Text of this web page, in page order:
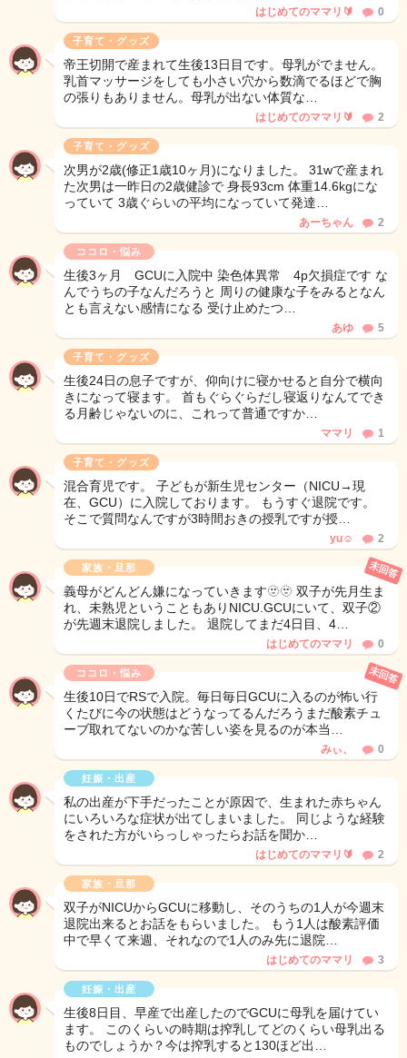
はじめてのママリ🔰 0
子育て・グッズ
帝王切開で産まれて生後13日目です。母乳がでません。
乳首マッサージをしても小さい穴から数滴でるほどで胸
の張りもありません。母乳が出ない体質な…
はじめてのママリ🔰 2
子育て・グッズ
次男が2歳(修正1歳10ヶ月)になりました。 31wで産まれ
た次男は一昨日の2歳健診で 身長93cm 体重14.6kgにな
っていて 3歳ぐらいの平均になっていて発達…
あーちゃん 2
ココロ・悩み
生後3ヶ月 GCUに入院中 染色体異常 4p欠損症です な
んでうちの子なんだろうと 周りの健康な子をみるとなん
とも言えない感情になる 受け止めたつ…
あゆ 5
子育て・グッズ
生後24日の息子ですが、仰向けに寝かせると自分で横向
きになって寝ます。 首もぐらぐらだし寝返りなんてでき
る月齢じゃないのに、これって普通ですか…
ママリ 1
子育て・グッズ
混合育児です。 子どもが新生児センター（NICU→現
在、GCU）に入院しております。 もうすぐ退院です。
そこで質問なんですが3時間おきの授乳ですが授…
yu☺︎ 2
家族・旦那
義母がどんどん嫌になっていきます🫥🫥 双子が先月生ま
れ、未熟児ということもありNICU.GCUにいて、双子②
が先週末退院しました。 退院してまだ4日目、4…
未回答
はじめてのママリ 0
ココロ・悩み
生後10日でRSで入院。毎日毎日GCUに入るのが怖い行
くたびに今の状態はどうなってるんだろうまだ酸素チュ
ーブ取れてないのかな苦しい姿を見るのが本当…
未回答
みぃ、 0
妊娠・出産
私の出産が下手だったことが原因で、生まれた赤ちゃん
にいろいろな症状が出てしまいました。 同じような経験
をされた方がいらっしゃったらお話を聞か…
はじめてのママリ🔰 2
家族・旦那
双子がNICUからGCUに移動し、そのうちの1人が今週末
退院出来るとお話をもらいました。 もう1人は酸素評価
中で早くて来週、それなので1人のみ先に退院…
はじめてのママリ 3
妊娠・出産
生後8日目、早産で出産したのでGCUに母乳を届けてい
ます。 このくらいの時期は搾乳してどのくらい母乳出る
ものでしょうか？今は搾乳すると130ほど出…